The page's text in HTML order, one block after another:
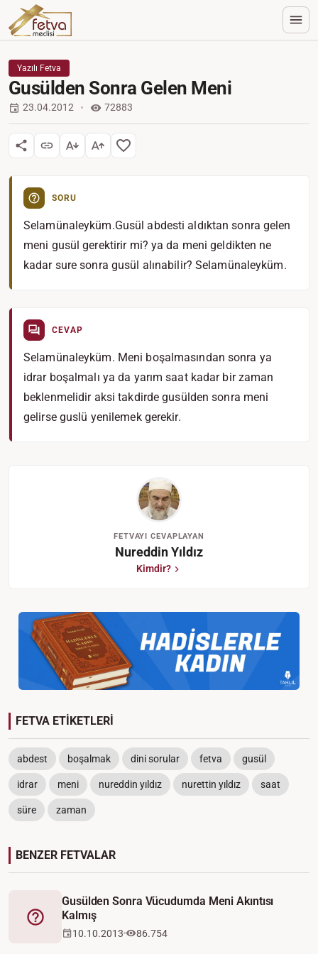
Yazılı Fetva
Gusülden Sonra Gelen Meni
23.04.2012 72883
SORU
Selamünaleyküm.Gusül abdesti aldıktan sonra gelen
meni gusül gerektirir mi? ya da meni geldikten ne
kadar sure sonra gusül alınabilir? Selamünaleyküm.
CEVAP
Selamünaleyküm. Meni boşalmasından sonra ya
idrar boşalmalı ya da yarım saat kadar bir zaman
beklenmelidir aksi takdirde gusülden sonra meni
gelirse guslü yenilemek gerekir.
FETVAYI CEVAPLAYAN
Nureddin Yıldız
Kimdir?
FETVA ETİKETLERİ
abdest boşalmak dini sorular fetva gusül
idrar meni nureddin yıldız nurettin yıldız saat
süre zaman
BENZER FETVALAR
Fetva
Gusülden Sonra Vücudumda Meni Akıntısı
Kalmış
10.10.2013 86.754